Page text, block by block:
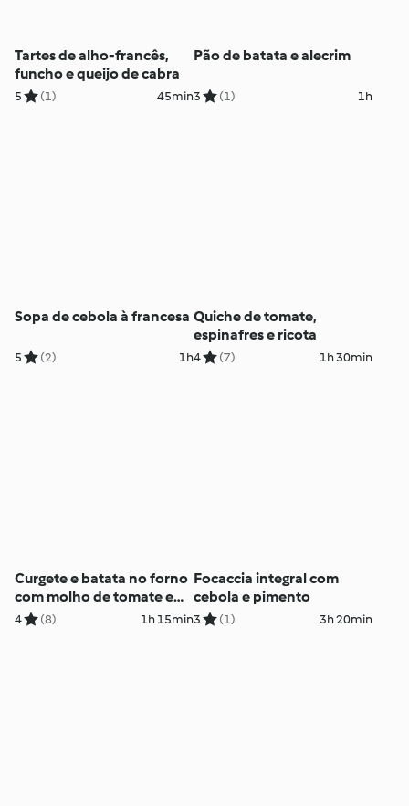
Tartes de alho-francês,
funcho e queijo de cabra
5 (1) 45min
Pão de batata e alecrim
3 (1) 1h
Sopa de cebola à francesa
5 (2) 1h
Quiche de tomate,
espinafres e ricota
4 (7) 1h 30min
Curgete e batata no forno
com molho de tomate e
parmesão
4 (8) 1h 15min
Focaccia integral com
cebola e pimento
3 (1) 3h 20min